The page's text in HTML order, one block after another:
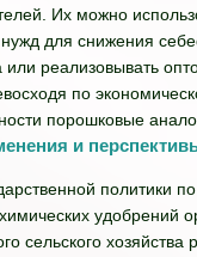
Их можно
для снижения
или реализовывать
по
порошковые
и
политики
удобрений
сельского